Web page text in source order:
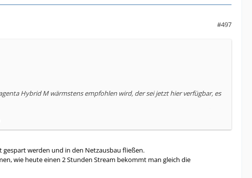
#497
Hybrid M wärmstens empfohlen wird, der sei jetzt hier verfügbar, es
und Speed-Option M.
wird, sollte doch die Buchung der Speedoption L möglich sein. Im
16 MBit" aus. Hybrid M ist laut Verfügbarkeitsprüfung nicht buchbar.
der derzeit auf 10 MBit gedrosselt wird.
gespart werden und in den Netzausbau fließen.
wie heute einen 2 Stunden Stream bekommt man gleich die